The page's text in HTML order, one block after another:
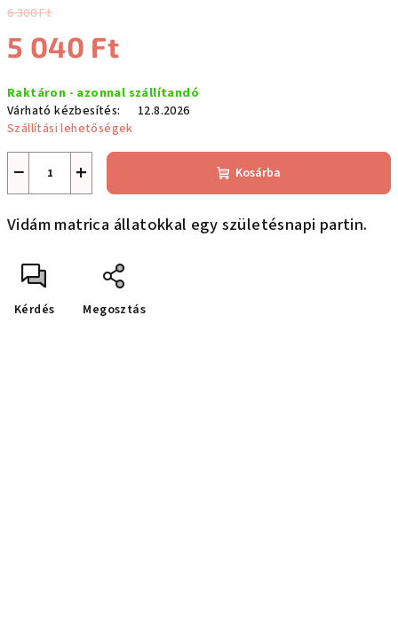
6 300 Ft
5 040 Ft
Raktáron - azonnal szállítandó
Várható kézbesítés:
12.8.2026
Szállítási lehetőségek
+
− Kosárba
Vidám matrica állatokkal egy születésnapi partin.
Kérdés Megosztás